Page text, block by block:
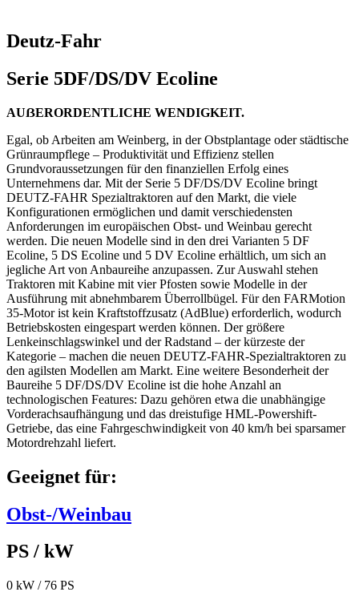
Deutz-Fahr
Serie 5DF/DS/DV Ecoline
AUẞERORDENTLICHE WENDIGKEIT.
Egal, ob Arbeiten am Weinberg, in der Obstplantage oder städtische
Grünraumpflege – Produktivität und Effizienz stellen
Grundvoraussetzungen für den finanziellen Erfolg eines
Unternehmens dar. Mit der Serie 5 DF/DS/DV Ecoline bringt
DEUTZ-FAHR Spezialtraktoren auf den Markt, die viele
Konfigurationen ermöglichen und damit verschiedensten
Anforderungen im europäischen Obst- und Weinbau gerecht
werden. Die neuen Modelle sind in den drei Varianten 5 DF
Ecoline, 5 DS Ecoline und 5 DV Ecoline erhältlich, um sich an
jegliche Art von Anbaureihe anzupassen. Zur Auswahl stehen
Traktoren mit Kabine mit vier Pfosten sowie Modelle in der
Ausführung mit abnehmbarem Überrollbügel. Für den FARMotion
35-Motor ist kein Kraftstoffzusatz (AdBlue) erforderlich, wodurch
Betriebskosten eingespart werden können. Der größere
Lenkeinschlagswinkel und der Radstand – der kürzeste der
Kategorie – machen die neuen DEUTZ-FAHR-Spezialtraktoren zu
den agilsten Modellen am Markt. Eine weitere Besonderheit der
Baureihe 5 DF/DS/DV Ecoline ist die hohe Anzahl an
technologischen Features: Dazu gehören etwa die unabhängige
Vorderachsaufhängung und das dreistufige HML-Powershift-
Getriebe, das eine Fahrgeschwindigkeit von 40 km/h bei sparsamer
Motordrehzahl liefert.
Geeignet für:
Obst-/Weinbau
PS / kW
0 kW / 76 PS